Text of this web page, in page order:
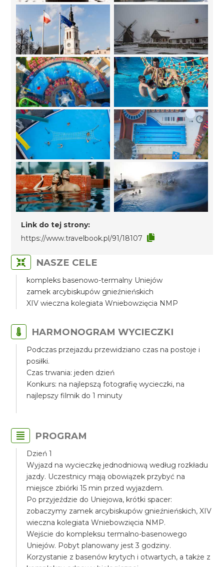
Link do tej strony:
https://www.travelbook.pl/91/18107
NASZE CELE
kompleks basenowo-termalny Uniejów
zamek arcybiskupów gnieźnieńskich
XIV wieczna kolegiata Wniebowzięcia NMP
HARMONOGRAM WYCIECZKI
Podczas przejazdu przewidziano czas na postoje i
posiłki.
Czas trwania: jeden dzień
Konkurs: na najlepszą fotografię wycieczki, na
najlepszy filmik do 1 minuty
PROGRAM
Dzień 1
Wyjazd na wycieczkę jednodniową według rozkładu
jazdy. Uczestnicy mają obowiązek przybyć na
miejsce zbiórki 15 min przed wyjazdem.
Po przyjeździe do Uniejowa, krótki spacer:
zobaczymy zamek arcybiskupów gnieźnieńskich, XIV
wieczna kolegiata Wniebowzięcia NMP.
Wejście do kompleksu termalno-basenowego
Uniejów. Pobyt planowany jest 3 godziny.
Korzystanie z basenów krytych i otwartych, a także z